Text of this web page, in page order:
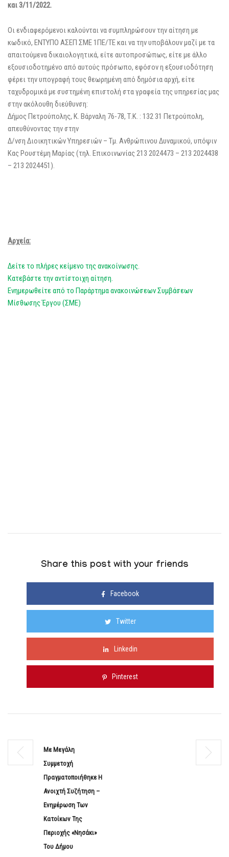
και 3/11/2022.
Οι ενδιαφερόμενοι καλούνται να συμπληρώσουν την αίτηση με
κωδικό, ΕΝΤΥΠΟ ΑΣΕΠ ΣΜΕ 1ΠΕ/ΤΕ και να την υποβάλουν μαζί με τα
απαιτούμενα δικαιολογητικά, είτε αυτοπροσώπως, είτε με άλλο
εξουσιοδοτημένο από αυτούς πρόσωπο, εφόσον η εξουσιοδότηση
φέρει την υπογραφή τους θεωρημένη από δημόσια αρχή, είτε
ταχυδρομικά με συστημένη επιστολή στα γραφεία της υπηρεσίας μας
στην ακόλουθη διεύθυνση:
Δήμος Πετρούπολης, Κ. Βάρναλη 76-78, Τ.Κ. : 132 31 Πετρούπολη,
απευθύνοντας την στην
Δ/νση Διοικητικών Υπηρεσιών – Τμ. Ανθρώπινου Δυναμικού, υπόψιν
Κας Ρουστέμη Μαρίας (τηλ. Επικοινωνίας 213 2024473 – 213 2024438
– 213 2024451).
Αρχεία:
Δείτε το πλήρες κείμενο της ανακοίνωσης.
Κατεβάστε την αντίστοιχη αίτηση.
Ενημερωθείτε από το Παράρτημα ανακοινώσεων Συμβάσεων
Μίσθωσης Έργου (ΣΜΕ)
Share this post with your friends
Facebook
Twitter
Linkedin
Pinterest
Με Μεγάλη
Συμμετοχή
Πραγματοποιήθηκε Η
Ανοιχτή Συζήτηση –
Ενημέρωση Των
Κατοίκων Της
Περιοχής «Νησάκι»
Του Δήμου